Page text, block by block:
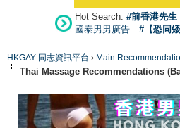
Hot Search: #前香港先
國泰男男廣告
#【恐同
HKGAY 同志資訊平台 › Main
Thai Massage Recommendations